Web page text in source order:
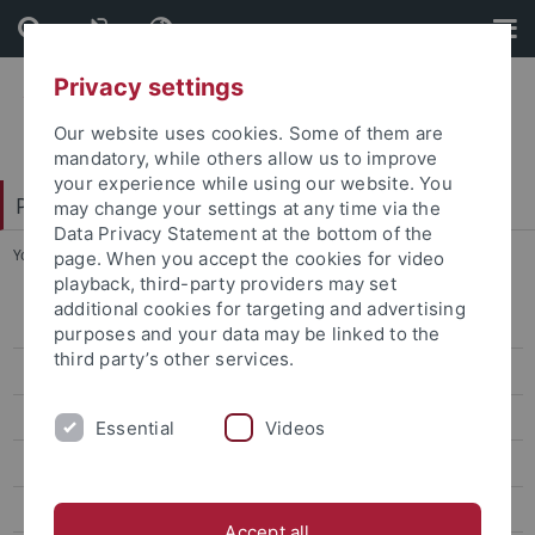
Skip
to
content
Skip
to
footer
Philosophische Fakultät
You are here: Startseite ... Vollversammlungen
Vorstand
Stammtisch und Picknick
Aufgaben
Protokollarchiv
Privacy settings
Our website uses cookies. Some of them are
mandatory, while others allow us to improve
your experience while using our website. You
may change your settings at any time via the
Data Privacy Statement at the bottom of the
page. When you accept the cookies for video
playback, third-party providers may set
additional cookies for targeting and advertising
purposes and your data may be linked to the
third party’s other services.
Essential Videos